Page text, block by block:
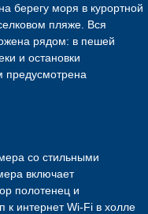
берегу моря в курортной
пляже. Вся
рядом: в пешей
и остановки
предусмотрена
со стильными
включает
полотенец и
к интернет Wi-Fi в холле